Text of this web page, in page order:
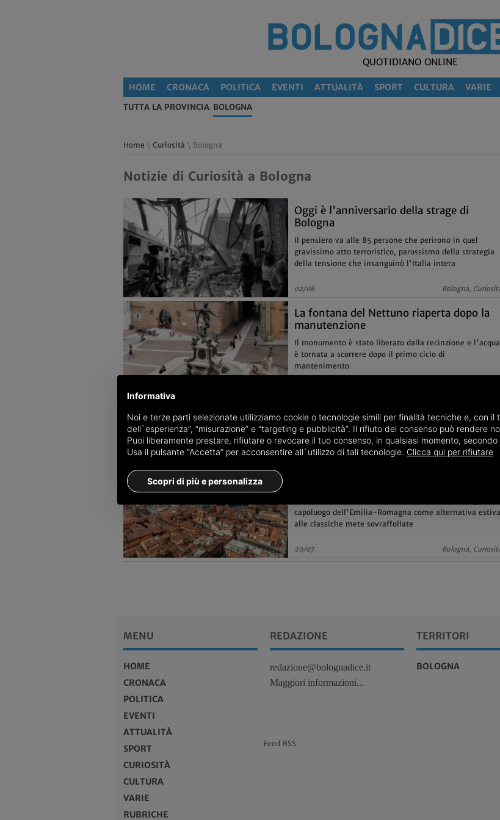
QUOTIDIANO ONLINE
HOME CRONACA POLITICA EVENTI ATTUALITÀ SPORT CULTURA VARIE
TUTTA LA PROVINCIA BOLOGNA
Home \ Curiosità \ Bologna
Notizie di Curiosità a Bologna
Oggi è l'anniversario della strage di
Bologna
Il pensiero va alle 85 persone che perirono in quel
gravissimo atto terroristico, parossismo della strategia
della tensione che insanguinò l'Italia intera
02/08 Bologna,
La fontana del Nettuno riaperta dopo la
manutenzione
Il monumento è stato liberato dalla recinzione e l'acqua
è tornata a scorrere dopo il primo ciclo di
mantenimento
capoluogo dell'Emilia-Romagna come alternativa estiva
alle classiche mete sovraffollate
20/07 Bologna,
MENU
HOME
CRONACA
POLITICA
EVENTI
ATTUALITÀ
SPORT
CURIOSITÀ
CULTURA
VARIE
RUBRICHE
REDAZIONE
redazione@bolognadice.it
Maggiori informazioni...
TERRITORI
BOLOGNA
Feed RSS
Informativa
Noi e terze parti selezionate utilizziamo cookie o tecnologie simili per finalità tecniche e, con il
dell`esperienza”, “misurazione” e “targeting e pubblicità”. Il rifiuto del consenso può rendere
Puoi liberamente prestare, rifiutare o revocare il tuo consenso, in qualsiasi momento,
Usa il pulsante “Accetta” per acconsentire all`utilizzo di tali tecnologie. Clicca qui per rifiutare
Scopri di più e personalizza